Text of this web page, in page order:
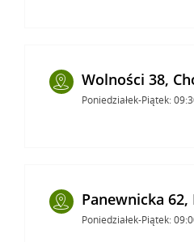
Wolności 38,
Poniedziałek-Piątek:
Panewnicka
Poniedziałek-Piątek: